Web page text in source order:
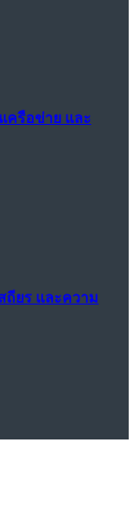
ครือข่าย และ
ถียร และความ